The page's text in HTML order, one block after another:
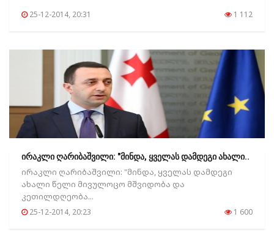
25-12-2014, 20:31 1 112
ირაკლი ღარიბაშვილი: "მინდა, ყველას დამდეგი ახალი..
ირაკლი ღარიბაშვილი: "მინდა, ყველას დამდეგი
ახალი წელი მივულოცო მშვიდობა და
კეთილდღეობა...
25-12-2014, 20:23 1 600